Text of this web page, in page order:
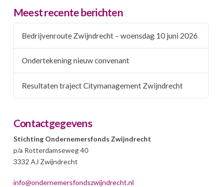
Meest recente berichten
Bedrijvenroute Zwijndrecht – woensdag 10 juni 2026
Ondertekening nieuw convenant
Resultaten traject Citymanagement Zwijndrecht
Contactgegevens
Stichting Ondernemersfonds Zwijndrecht
p/a Rotterdamseweg 40
3332 AJ Zwijndrecht
info@ondernemersfondszwijndrecht.nl